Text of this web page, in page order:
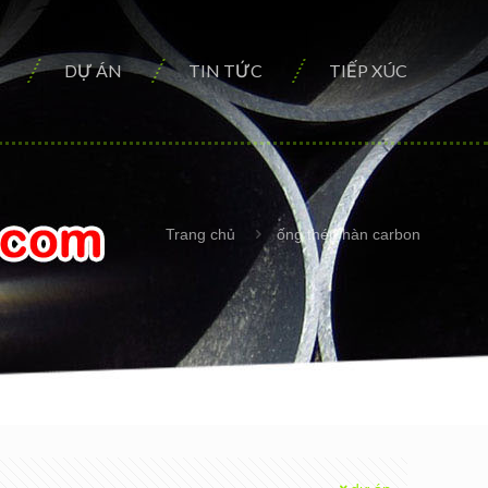
DỰ ÁN TIN TỨC TIẾP XÚC
Trang chủ ống thép hàn carbon